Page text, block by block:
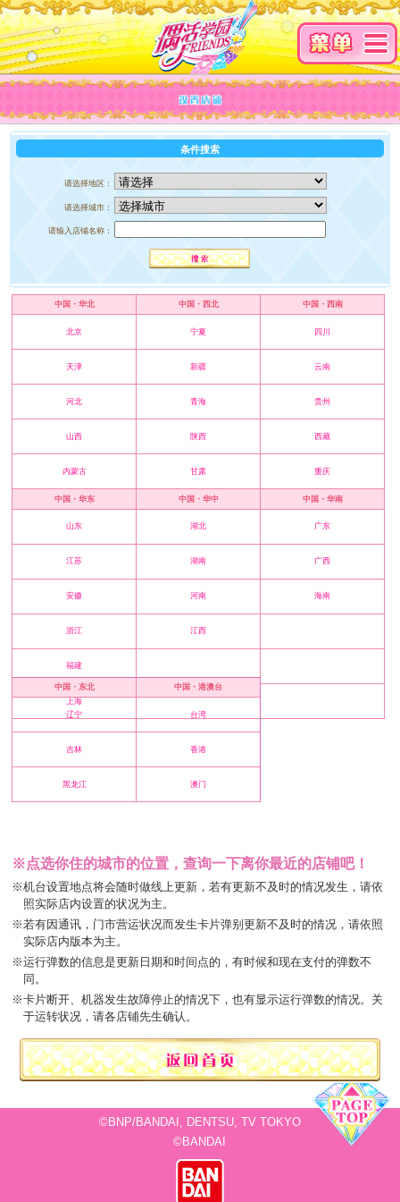
条件搜索
请选择地区：
请选择城市：
请输入店铺名称：
中国・华北
北京
天津
河北
山西
内蒙古
中国・西北
宁夏
新疆
青海
陕西
甘肃
中国・西南
四川
云南
贵州
西藏
重庆
中国・华东
山东
江苏
安徽
浙江
福建
上海
中国・华中
湖北
湖南
河南
江西
中国・华南
广东
广西
海南
中国・东北
辽宁
吉林
黑龙江
中国・港澳台
台湾
香港
澳门
※点选你住的城市的位置，查询一下离你最近的店铺吧！
※机台设置地点将会随时做线上更新，若有更新不及时的情况发生，请依
照实际店内设置的状况为主。
※若有因通讯，门市营运状况而发生卡片弹别更新不及时的情况，请依照
实际店内版本为主。
※运行弹数的信息是更新日期和时间点的，有时候和现在支付的弹数不
同。
※卡片断开、机器发生故障停止的情况下，也有显示运行弹数的情况。关
于运转状况，请各店铺先生确认。
©BNP/BANDAI, DENTSU, TV TOKYO
©BANDAI